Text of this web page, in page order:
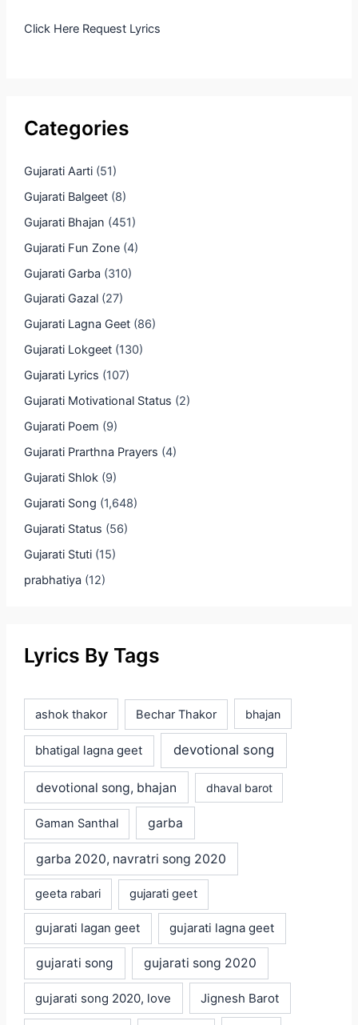
Click Here Request Lyrics
Categories
Gujarati Aarti(51)
Gujarati Balgeet(8)
Gujarati Bhajan (451)
Gujarati Fun Zone(4)
Gujarati Garba (310)
Gujarati Gazal(27)
Gujarati Lagna Geet(86)
Gujarati Lokgeet(130)
Gujarati Lyrics (107)
Gujarati Motivational Status (2)
Gujarati Poem (9)
Gujarati Prarthna Prayers (4)
Gujarati Shlok(9)
Gujarati Song (1,648)
Gujarati Status (56)
Gujarati Stuti(15)
prabhatiya (12)
Lyrics By Tags
ashok thakor Bechar Thakor bhajan
bhatigal lagna geet devotional song
devotional song, bhajan dhaval barot
Gaman Santhal garba
garba 2020, navratri song 2020
geeta rabari gujarati geet
gujarati lagan geet gujarati lagna geet
gujarati song gujarati song 2020
gujarati song 2020, love Jignesh Barot